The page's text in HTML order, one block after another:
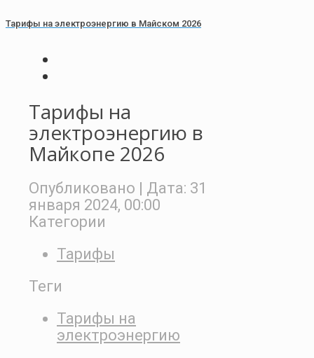
Тарифы на электроэнергию в Майском 2026
Тарифы на
электроэнергию в
Майкопе 2026
Опубликовано | Дата: 31
января 2024, 00:00
Категории
Тарифы
Теги
Тарифы на
электроэнергию